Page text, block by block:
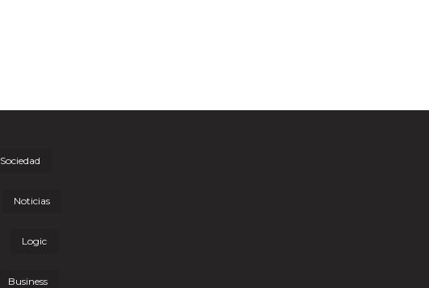
Sociedad
Noticias
Logic
Business